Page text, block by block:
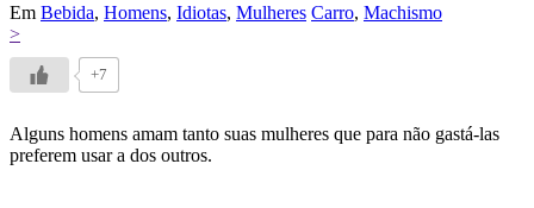
Em Bebida, Homens, Idiotas, Mulheres Carro, Machismo
>
+7
Alguns homens amam tanto suas mulheres que para não gastá-las
preferem usar a dos outros.